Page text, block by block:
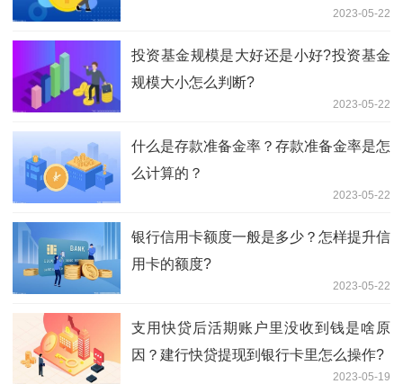
2023-05-22
投资基金规模是大好还是小好?投资基金
规模大小怎么判断?
2023-05-22
什么是存款准备金率？存款准备金率是怎
么计算的？
2023-05-22
银行信用卡额度一般是多少？怎样提升信
用卡的额度?
2023-05-22
支用快贷后活期账户里没收到钱是啥原
因？建行快贷提现到银行卡里怎么操作?
2023-05-19